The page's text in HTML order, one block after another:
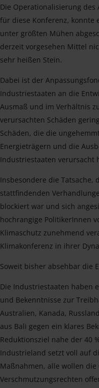
Die Operationalisierung des
für diese Konferenz, konnte
unter größten Mühen
derzeit vorgesehen Mittel
sehr heißen Stein.
Dabei ist der
Industriestaaten an die
Ausmaß und im Verhältnis
verursachten Schäden
Schäden, die die
Energieträgern und die
Industriestaaten verursacht
Insbesondere die Tatsache,
stattfindenden
blockiert war und sich
hochrangige PolitikerInnen
Klimaschutz zunehmend
Klimakonferenz in ihrer
Soweit bisher absehbar die
Die Industriestaaten haben
und Bekenntnisse zur
Australien, Kanada,
aus Bali gegen ein klares
Reduktionsziel nahe der 40
Industrieland setzt voll auf
Maßnahmen, alle wollen
Verschmutzungsrechten